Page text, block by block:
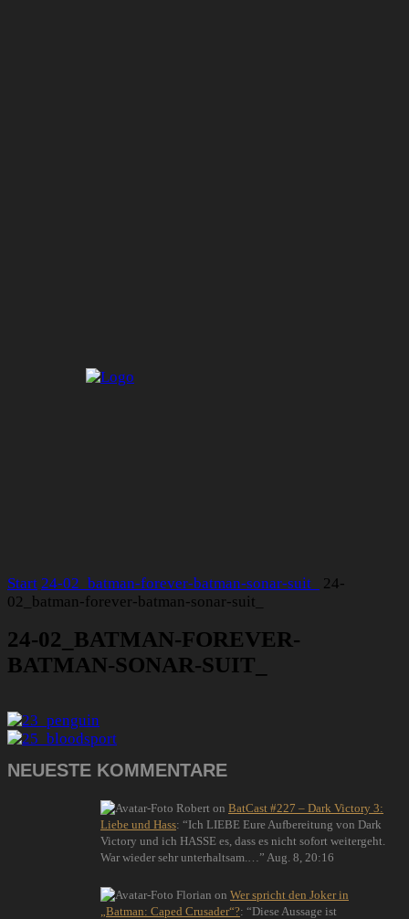
Start 24-02_batman-forever-batman-sonar-suit_
24-
02_batman-forever-batman-sonar-suit_
24-02_BATMAN-FOREVER-
BATMAN-SONAR-SUIT_
NEUESTE KOMMENTARE
Robert on BatCast #227 – Dark Victory 3:
Liebe und Hass: “Ich LIEBE Eure Aufbereitung von Dark
Victory und ich HASSE es, dass es nicht sofort weitergeht.
War wieder sehr unterhaltsam.… ” Aug. 8, 20:16
Florian on Wer spricht den Joker in
„Batman: Caped Crusader“?: “Diese Aussage ist